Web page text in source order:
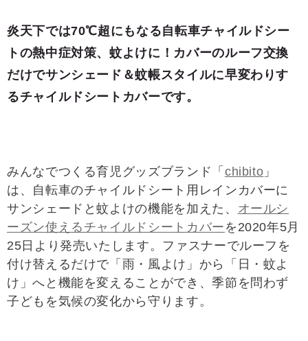
炎天下では70℃超にもなる自転車チャイルドシー
トの熱中症対策、蚊よけに！カバーのルーフ交換
だけでサンシェード＆蚊帳スタイルに早変わりす
るチャイルドシートカバーです。
みんなでつくる育児グッズブランド「 chibito 」
は、自転車のチャイルドシート用レインカバーに
サンシェードと蚊よけの機能を加えた、 オールシ
ーズン使えるチャイルドシートカバー を2020年5月
25日より発売いたします。ファスナーでルーフを
付け替えるだけで「雨・風よけ」から「日・蚊よ
け」へと機能を変えることができ、季節を問わず
子どもを気候の変化から守ります。